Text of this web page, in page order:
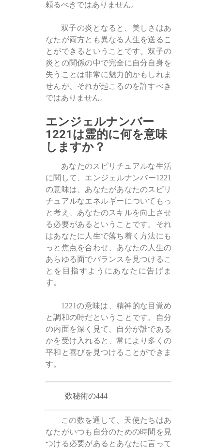
頼るべきではありません。
双子の炎となると、美しさはあ
なたが両方とも異なる人生を送るこ
とができるということです。双子の
炎との関係の中で完全に自分自身を
失うことは非常に魅力的かもしれま
せんが、それが起こるのを許すべき
ではありません。
エンジェルナンバー
1221は霊的に何を意味
しますか？
あなたのスピリチュアルな生活
に関して、エンジェルナンバー1221
の意味は、あなたがあなたのスピリ
チュアルなエネルギーについてもっ
と考え、あなたのスキルを向上させ
る必要があるということです。それ
はあなたに人生で落ち着く方法にも
っと焦点を合わせ、あなたの人生の
あらゆる面でバランスを見つけるこ
とを目指すようにあなたに告げま
す。
1221の意味は、精神的な目覚め
と調和の時だということです。自分
の内面を深く見て、自分が誰である
かを受け入れると、常により多くの
平和と喜びを見つけることができま
す。
数秘術の444
この数を通して、天使たちはあ
なたがいつも自分のための時間を見
つける必要があるとあなたに言って